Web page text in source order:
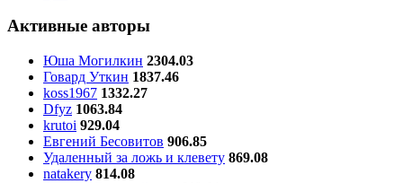
Активные авторы
Юша Могилкин 2304.03
Говард Уткин 1837.46
koss1967 1332.27
Dfyz 1063.84
krutoi 929.04
Евгений Бесовитов 906.85
Удаленный за ложь и клевету 869.08
natakery 814.08